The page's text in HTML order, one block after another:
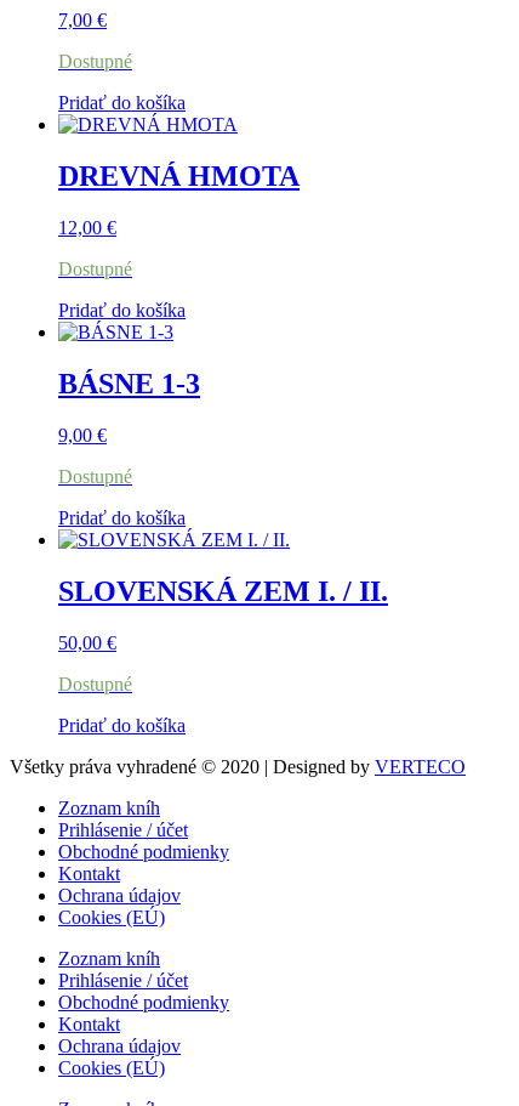
7,00 €
Dostupné
Pridať do košíka
DREVNÁ HMOTA
12,00 €
Dostupné
Pridať do košíka
BÁSNE 1-3
9,00 €
Dostupné
Pridať do košíka
SLOVENSKÁ ZEM I. / II.
50,00 €
Dostupné
Pridať do košíka
Všetky práva vyhradené © 2020 | Designed by VERTECO
Zoznam kníh
Prihlásenie / účet
Obchodné podmienky
Kontakt
Ochrana údajov
Cookies (EÚ)
Zoznam kníh
Prihlásenie / účet
Obchodné podmienky
Kontakt
Ochrana údajov
Cookies (EÚ)